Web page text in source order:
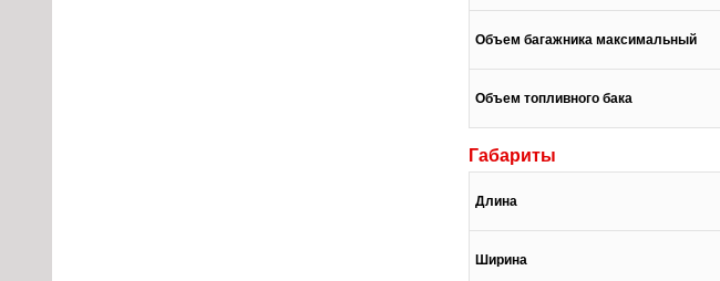
Объем багажника максимальный
Объем топливного бака
Габариты
Длина
Ширина